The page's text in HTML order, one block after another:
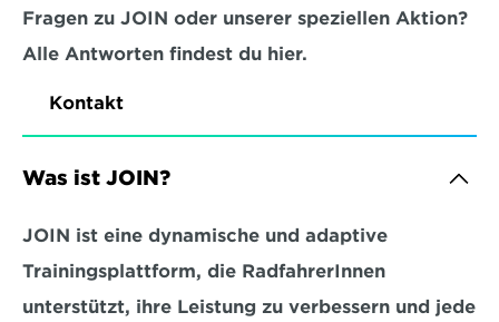
Fragen zu JOIN oder unserer speziellen Aktion?
Alle Antworten findest du hier.
Kontakt
Was ist JOIN?
JOIN ist eine dynamische und adaptive
Trainingsplattform, die RadfahrerInnen
unterstützt, ihre Leistung zu verbessern und jede